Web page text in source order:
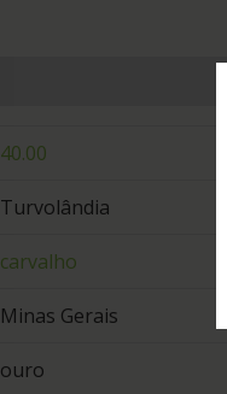
40.00
Turvolândia
carvalho
Minas Gerais
ouro